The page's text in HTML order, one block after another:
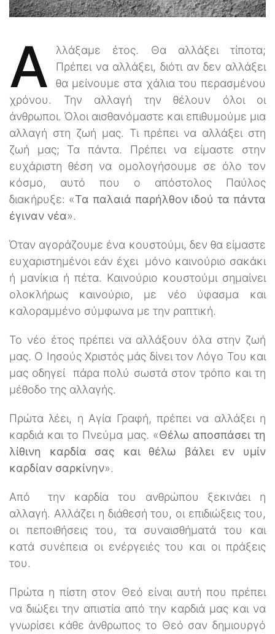
Α
λλάξαμε έτος. Θα αλλάξει τίποτα;
Πρέπει να αλλάξει, διότι αν δεν αλλάξει
θα μείνουμε στα χάλια του περασμένου
χρόνου. Την αλλαγή την θέλουν όλοι οι
άνθρωποι. Όλοι αισθανόμαστε και επιθυμούμε μια
αλλαγή στη ζωή μας. Τι πρέπει να αλλάξει στη
ζωή μας; Τα πάντα. Πρέπει να είμαστε στην
ευχάριστη θέση να ομολογήσουμε σε όλο τον
κόσμο, αυτό που ο απόστολος Παύλος
διακήρυξε: «Τα παλαιά παρήλθον ιδού τα πάντα
έγιναν νέα».
Όταν αγοράζουμε ένα κουστούμι, δεν θα είμαστε
ευχαριστημένοι εάν έχει μόνο καινούριο σακάκι
ή μανίκια ή πέτα. Καινούριο κουστούμι σημαίνει
ολοκλήρως καινούριο, με νέο ύφασμα και
καλοραμμένο σύμφωνα με την ραπτική.
Το νέο έτος πρέπει να αλλάξουν όλα στην ζωή
μας. Ο Ιησούς Χριστός μάς δίνει τον Λόγο Του και
μας οδηγεί πάρα πολύ σωστά στον τρόπο και τη
μέθοδο της αλλαγής.
Πρώτα λέει, η Αγία Γραφή, πρέπει να αλλάξει η
καρδιά και το Πνεύμα μας. «Θέλω αποσπάσει τη
λίθινη καρδία σας και θέλω βάλει εν υμίν
καρδίαν σαρκίνην».
Από την καρδία του ανθρώπου ξεκινάει η
αλλαγή. Αλλάζει η διάθεσή του, οι επιδιώξεις του,
οι πεποιθήσεις του, τα συναισθήματά του και
κατά συνέπεια οι ενέργειές του και οι πράξεις
του.
Πρώτα η πίστη στον Θεό είναι αυτή που πρέπει
να διώξει την απιστία από την καρδιά μας και να
γνωρίσει κάθε άνθρωπος το Θεό σαν δημιουργό